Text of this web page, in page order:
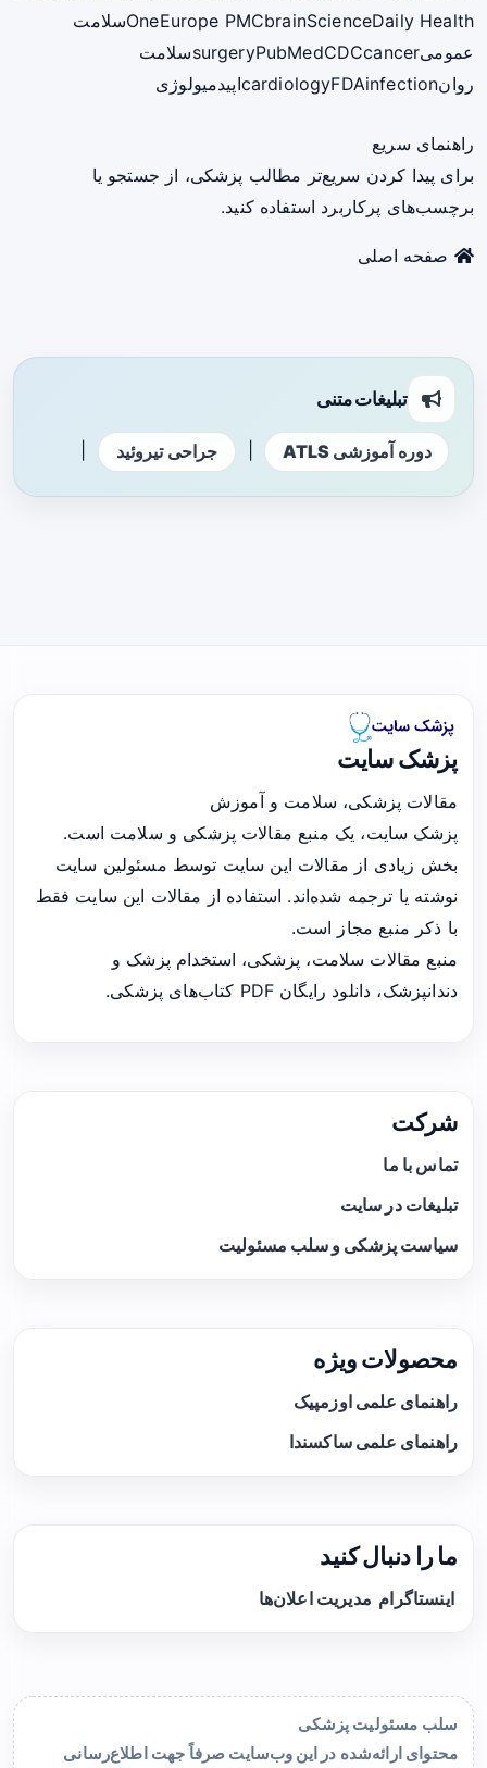
OneEurope PMCbrainScienceDaily Health
سلامت
عمومی
surgeryPubMedCDCcancer
سلامت
روان
cardiologyFDAinfection اپیدمیولوژی
راهنمای سریع
برای پیدا کردن سریع‌تر مطالب پزشکی، از جستجو یا
برچسب‌های پرکاربرد استفاده کنید.
صفحه اصلی
تبلیغات متنی
دوره آموزشی ATLS جراحی تیروئید
پزشک سایت
مقالات پزشکی، سلامت و آموزش
پزشک سایت، یک منبع مقالات پزشکی و سلامت است.
بخش زیادی از مقالات این سایت توسط مسئولین سایت
نوشته یا ترجمه شده‌اند. استفاده از مقالات این سایت فقط
با ذکر منبع مجاز است.
منبع مقالات سلامت، پزشکی، استخدام پزشک و
دندانپزشک، دانلود رایگان PDF کتاب‌های پزشکی.
شرکت
تماس با ما
تبلیغات در سایت
سیاست پزشکی و سلب مسئولیت
محصولات ویژه
راهنمای علمی اوزمپیک
راهنمای علمی ساکسندا
ما را دنبال کنید
اینستاگرام مدیریت اعلان‌ها
سلب مسئولیت پزشکی
محتوای ارائه‌شده در این وب‌سایت صرفاً جهت اطلاع‌رسانی